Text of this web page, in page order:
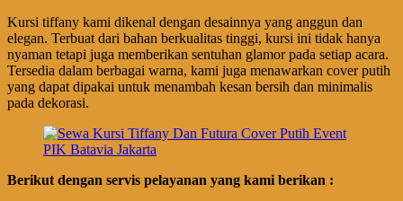
Kursi tiffany kami dikenal dengan desainnya yang anggun dan
elegan. Terbuat dari bahan berkualitas tinggi, kursi ini tidak hanya
nyaman tetapi juga memberikan sentuhan glamor pada setiap acara.
Tersedia dalam berbagai warna, kami juga menawarkan cover putih
yang dapat dipakai untuk menambah kesan bersih dan minimalis
pada dekorasi.
Berikut dengan servis pelayanan yang kami berikan :